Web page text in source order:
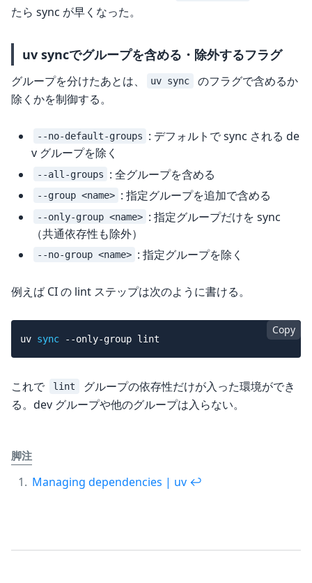
たら sync が早くなった。
uv syncでグループを含める・除外するフラグ
グループを分けたあとは、 uv sync
のフラグで含めるか
除くかを制御する。
--no-default-groups
: デフォルトで sync される de
v グループを除く
--all-groups : 全グループを含める
--group <name> : 指定グループを追加で含める
--only-group <name> : 指定グループだけを sync
（共通依存性も除外）
--no-group <name> : 指定グループを除く
例えば CI の lint ステップは次のように書ける。
Copy
uv sync
これで lint
グループの依存性だけが入った環境ができ
る。dev グループや他のグループは入らない。
脚注
Managing dependencies | uv ↩︎